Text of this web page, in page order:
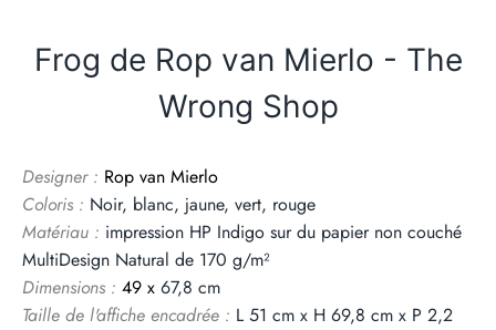
Frog de Rop van Mierlo - The
Wrong Shop
Designer : Rop van Mierlo
Coloris : Noir, blanc, jaune, vert, rouge
Matériau : impression HP Indigo sur du papier non couché
MultiDesign Natural de 170 g/m²
Dimensions : 49 x 67,8 cm
Taille de l'affiche encadrée : L 51 cm x H 69,8 cm x P 2,2